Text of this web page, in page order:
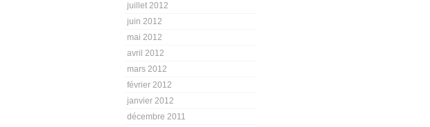
juillet 2012
juin 2012
mai 2012
avril 2012
mars 2012
février 2012
janvier 2012
décembre 2011